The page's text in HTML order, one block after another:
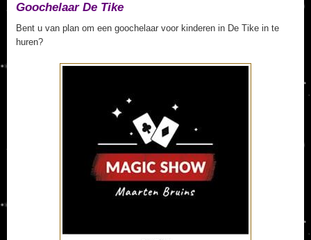
Goochelaar De Tike
Bent u van plan om een goochelaar voor kinderen in De Tike in te
huren?